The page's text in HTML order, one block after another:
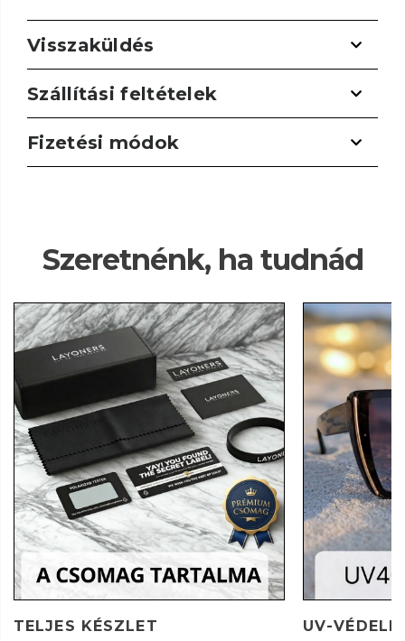
Visszaküldés
Szállítási feltételek
Fizetési módok
Szeretnénk, ha tudnád
TELJES KÉSZLET UV-